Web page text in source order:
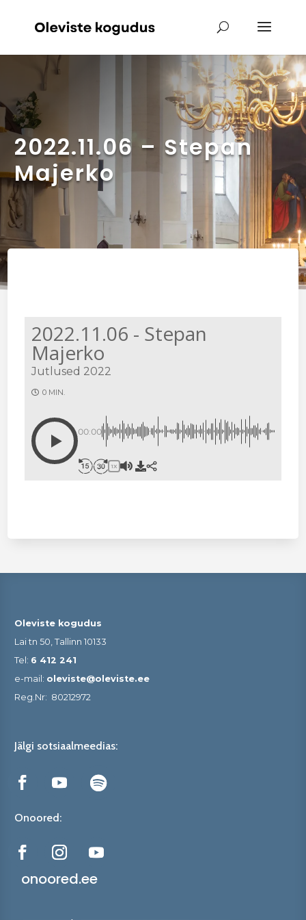
2022.11.06 – Stepan
Majerko
2022.11.06 - Stepan
Majerko
Jutlused 2022
0 MIN.
00:00
1X
Oleviste kogudus
Lai tn 50, Tallinn 10133
Tel: 6 412 241
e-mail: oleviste@oleviste.ee
Reg.Nr: 80212972
Jälgi sotsiaalmeedias:
Onoored:
onoored.ee